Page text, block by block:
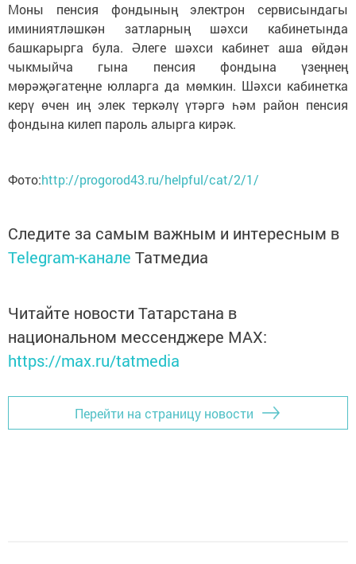
Моны пенсия фондының электрон сервисындагы
иминиятләшкән затларның шәхси кабинетында
башкарырга була. Әлеге шәхси кабинет аша өйдән
чыкмыйча гына пенсия фондына үзеңнең
мөрәҗәгатеңне юлларга да мөмкин. Шәхси кабинетка
керү өчен иң элек теркәлү үтәргә һәм район пенсия
фондына килеп пароль алырга кирәк.
Фото:http://progorod43.ru/helpful/cat/2/1/
Следите за самым важным и интересным в
Telegram-канале Татмедиа
Читайте новости Татарстана в
национальном мессенджере MАХ:
https://max.ru/tatmedia
Перейти на страницу новости